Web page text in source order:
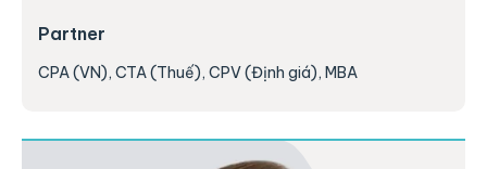
Partner
CPA (VN), CTA (Thuế), CPV (Định giá), MBA